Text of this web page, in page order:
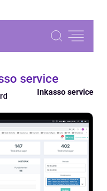
service
Inkasso service